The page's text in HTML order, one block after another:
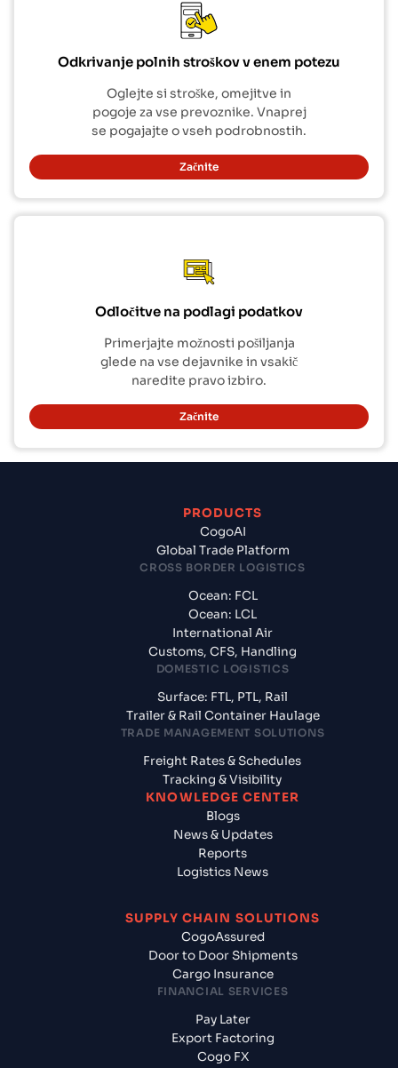
Odkrivanje polnih stroškov v enem potezu
Oglejte si stroške, omejitve in
pogoje za vse prevoznike. Vnaprej
se pogajajte o vseh podrobnostih.
Začnite
Odločitve na podlagi podatkov
Primerjajte možnosti pošiljanja
glede na vse dejavnike in vsakič
naredite pravo izbiro.
Začnite
PRODUCTS
CogoAI
Global Trade Platform
CROSS BORDER LOGISTICS
Ocean: FCL
Ocean: LCL
International Air
Customs, CFS, Handling
DOMESTIC LOGISTICS
Surface: FTL, PTL, Rail
Trailer & Rail Container Haulage
TRADE MANAGEMENT SOLUTIONS
Freight Rates & Schedules
Tracking & Visibility
KNOWLEDGE CENTER
Blogs
News & Updates
Reports
Logistics News
SUPPLY CHAIN SOLUTIONS
CogoAssured
Door to Door Shipments
Cargo Insurance
FINANCIAL SERVICES
Pay Later
Export Factoring
Cogo FX